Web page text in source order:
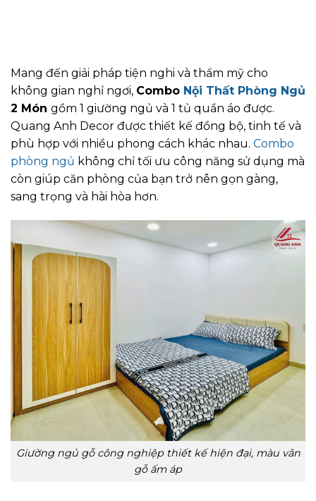
Mang đến giải pháp tiện nghi và thẩm mỹ cho
không gian nghỉ ngơi, Combo Nội Thất Phòng Ngủ
2 Món gồm 1 giường ngủ và 1 tủ quần áo được.
Quang Anh Decor được thiết kế đồng bộ, tinh tế và
phù hợp với nhiều phong cách khác nhau. Combo
phòng ngủ không chỉ tối ưu công năng sử dụng mà
còn giúp căn phòng của bạn trở nên gọn gàng,
sang trọng và hài hòa hơn.
Giường ngủ gỗ công nghiệp thiết kế hiện đại, màu vân
gỗ ấm áp